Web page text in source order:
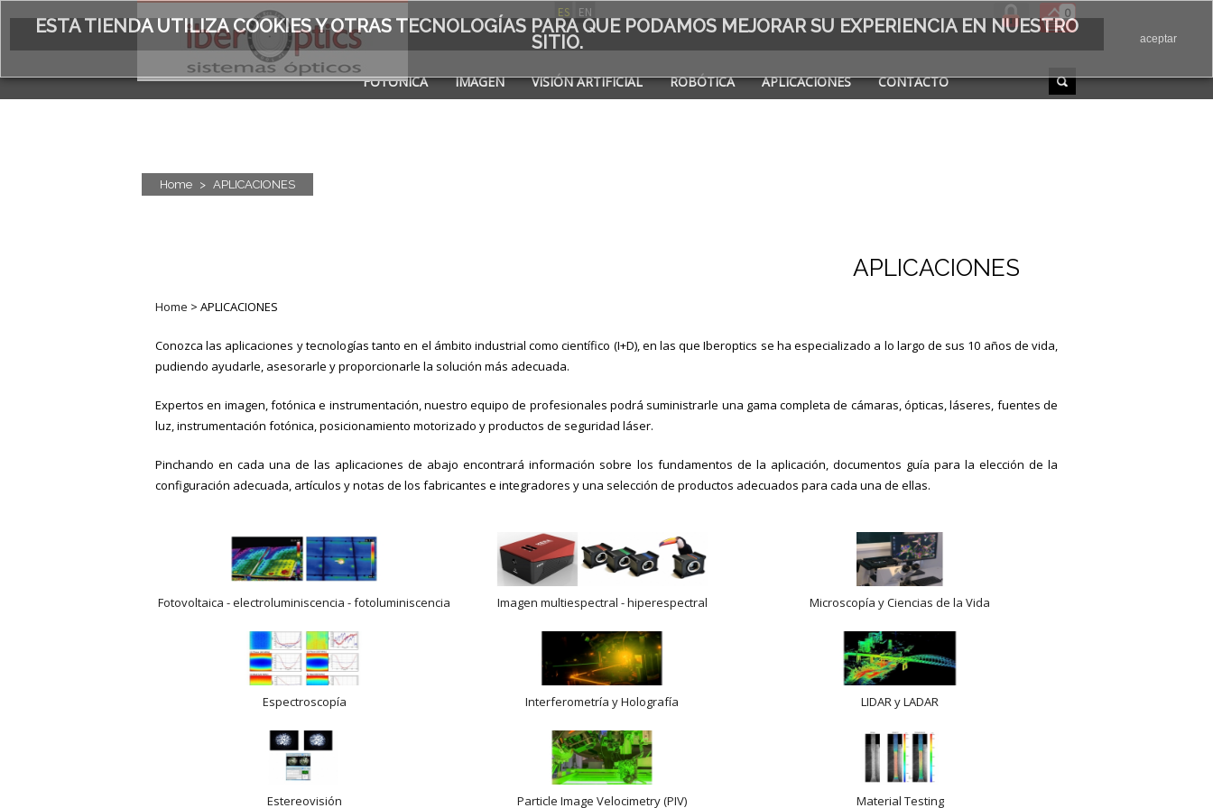
ES EN 0
FOTÓNICA IMAGEN VISIÓN ARTIFICIAL ROBÓTICA APLICACIONES
CONTACTO
ACERCA DE
Home > APLICACIONES
APLICACIONES
Home > APLICACIONES
Conozca las aplicaciones y tecnologías tanto en el ámbito industrial como científico (I+D), en las que Iberoptics se ha especializado a lo largo de sus 10 años de vida,
pudiendo ayudarle, asesorarle y proporcionarle la solución más adecuada.
Expertos en imagen, fotónica e instrumentación, nuestro equipo de profesionales podrá suministrarle una gama completa de cámaras, ópticas, láseres, fuentes de
luz, instrumentación fotónica, posicionamiento motorizado y productos de seguridad láser.
Pinchando en cada una de las aplicaciones de abajo encontrará información sobre los fundamentos de la aplicación, documentos guía para la elección de la
configuración adecuada, artículos y notas de los fabricantes e integradores y una selección de productos adecuados para cada una de ellas.
Fotovoltaica - electroluminiscencia - fotoluminiscencia Imagen multiespectral - hiperespectral Microscopía y Ciencias de la Vida
Espectroscopía Interferometría y Holografía LIDAR y LADAR
Estereovisión Particle Image Velocimetry (PIV) Material Testing
ESTA TIENDA UTILIZA COOKIES Y OTRAS TECNOLOGÍAS PARA QUE PODAMOS MEJORAR SU EXPERIENCIA EN NUESTRO
SITIO. aceptar